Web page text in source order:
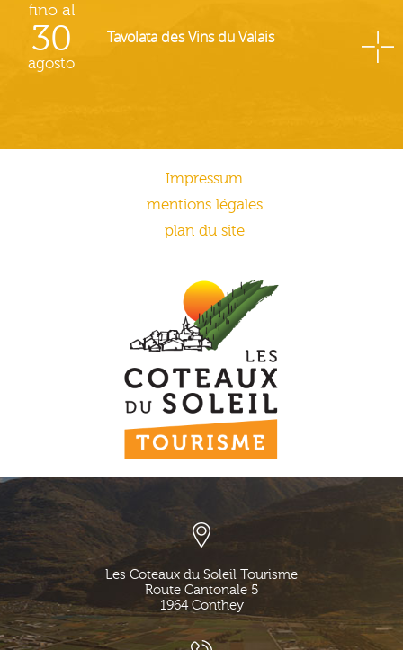
fino al
30
agosto
Tavolata des Vins du Valais
Impressum
mentions légales
plan du site
Les Coteaux du Soleil Tourisme
Route Cantonale 5
1964 Conthey